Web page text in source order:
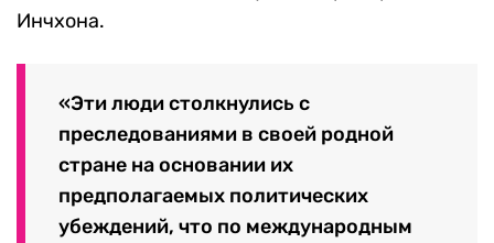
Инчхона.
«Эти люди столкнулись с
преследованиями в своей родной
стране на основании их
предполагаемых политических
убеждений, что по международным